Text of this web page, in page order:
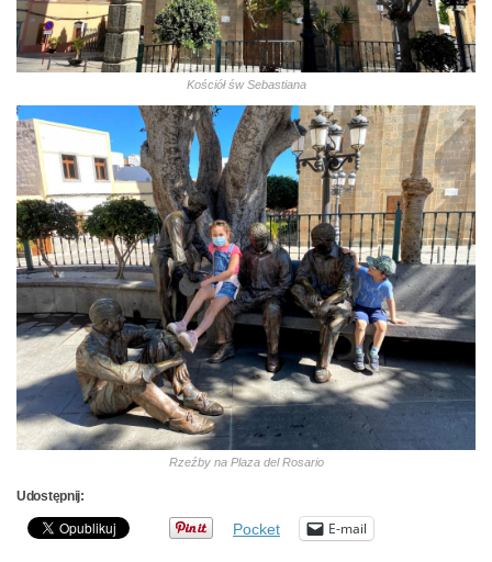
Kościół św Sebastiana
Rzeźby na Plaza del Rosario
Udostępnij:
Pocket E-mail